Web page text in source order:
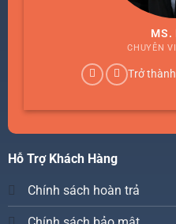
MS.
CHUYÊN
Trở
Hỗ Trợ Khách Hàng
Chính sách hoàn trả